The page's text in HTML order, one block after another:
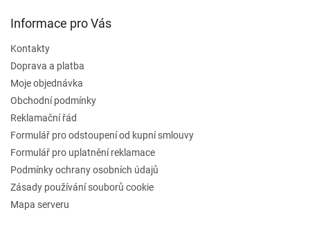
Informace pro Vás
Kontakty
Doprava a platba
Moje objednávka
Obchodní podmínky
Reklamační řád
Formulář pro odstoupení od kupní smlouvy
Formulář pro uplatnění reklamace
Podmínky ochrany osobních údajů
Zásady používání souborů cookie
Mapa serveru